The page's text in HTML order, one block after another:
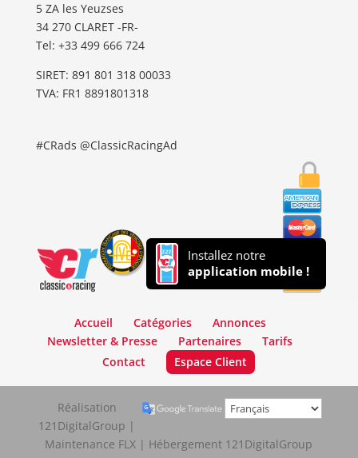
5 ZA les Yeuzses
34 270 CLARET -FR-
Tel: ‭+33 499 666 724‬
SIRET: 891 801 318 00033
TVA: FR1 8891801318
#CRads @ClassicRacingAd
Installez notre
application mobile !
Accueil Catégories
Annonces
Newsletter & Presse
Partenaires
Tarifs
Contact
Espace Client
Réalisation
121DigitalGroup |
Maintenance FLX | Hébergement 121DigitalGroup